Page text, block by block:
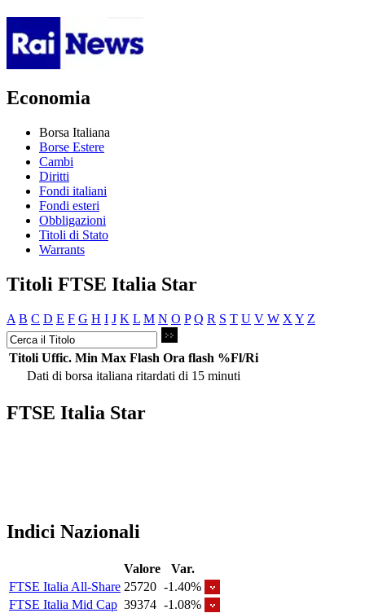
Economia
Borsa Italiana
Borse Estere
Cambi
Diritti
Fondi italiani
Fondi esteri
Obbligazioni
Titoli di Stato
Warrants
Titoli FTSE Italia Star
A B C D E F G H I J K L M N O P Q R S T U V W X Y Z
Titoli Uffic. Min Max Flash Ora flash %Fl/Ri
Dati di borsa italiana ritardati di 15 minuti
FTSE Italia Star
Indici Nazionali
Valore
Var.
FTSE Italia All-Share 25720 -1.40%
FTSE Italia Mid Cap 39374 -1.08%